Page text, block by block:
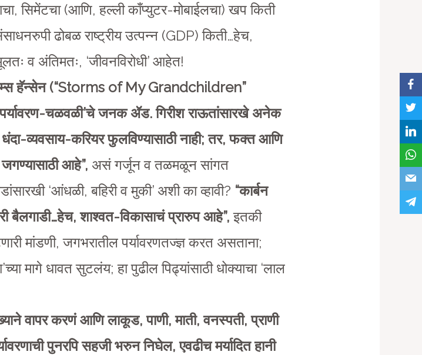
सिमेंटचा (आणि, हल्ली काँप्युटर-मोबाईलचा) खप किती
ढोबळ राष्ट्रीय उत्पन्न (GDP) किती…हेच,
व अंतिमतः, ‘जीवनविरोधी’ आहेत!
हॅन्सेन (“Storms of My Grandchildren”
चळवळी’चे जनक ॲड. गिरीश राऊतांसारखे अनेक
धंदा-व्यवसाय-करियर फुलविण्यासाठी नाही; तर, फक्त आणि
आहे”, असं गर्जून व तळमळून सांगत
‘आंधळी, बहिरी व मुकी’ अशी का व्हावी? “कार्बन
बैलगाडी…हेच, शाश्वत-विकासाचं प्रारुप आहे”, इतकी
मांडणी, जगभरातील पर्यावरणतज्ज्ञ करत असताना;
मागे धावत सुटलंय; हा पुढील पिढ्यांसाठी धोक्याचा ‘लाल
वापर करणं आणि लाकूड, पाणी, माती, वनस्पती, प्राणी
पुनरपि सहजी भरुन निघेल, एवढीच मर्यादित हानी